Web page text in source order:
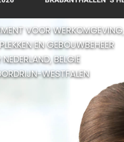
VOOR WERKOMGEVING,
EN GEBOUWBEHEER
BELGIË
WESTFALEN